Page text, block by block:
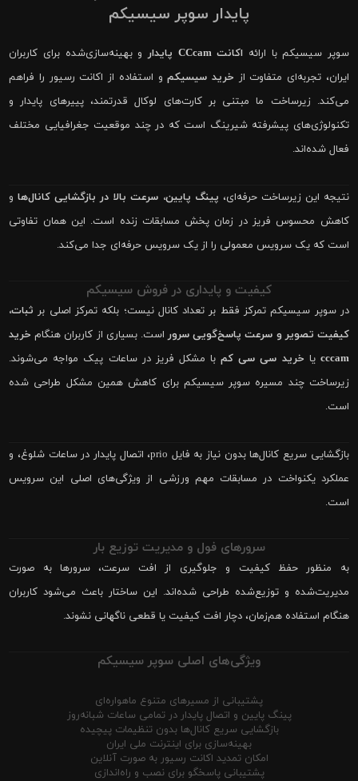
پایدار سوپر سیسیکم
سوپر سیسیکم با ارائه اکانت CCcam پایدار
و بهینه‌سازی‌شده برای کاربران
ایران، تجربه‌ای متفاوت از خرید سیسیکمو استفاده از اکانت رسیور را فراهم
می‌کند. زیرساخت ما مبتنی بر کارت‌های لوکال قدرتمند، پییرهای پایدار و
تکنولوژی‌های پیشرفته شیرینگ است که در چند موقعیت جغرافیایی مختلف
فعال شده‌اند.
نتیجه این زیرساخت حرفه‌ای، پینگ پایین، سرعت بالا در بازگشایی کانال‌هاو
کاهش محسوس فریز در زمان پخش مسابقات زنده است. این همان تفاوتی
است که یک سرویس معمولی را از یک سرویس حرفه‌ای جدا می‌کند.
کیفیت و پایداری در فروش سیسیکم
در سوپر سیسیکم تمرکز فقط بر تعداد کانال نیست؛ بلکه تمرکز اصلی بر ثبات،
کیفیت تصویر و سرعت پاسخ‌گویی سروراست. بسیاری از کاربران هنگام خرید
cccam یا خرید سی سی کمبا مشکل فریز در ساعات پیک مواجه می‌شوند.
زیرساخت چند مسیره سوپر سیسیکم برای کاهش همین مشکل طراحی شده
است.
بازگشایی سریع کانال‌ها بدون نیاز به فایل prio، اتصال پایدار در ساعات شلوغ، و
عملکرد یکنواخت در مسابقات مهم ورزشی از ویژگی‌های اصلی این سرویس
است.
سرورهای فول و مدیریت توزیع بار
به منظور حفظ کیفیت و جلوگیری از افت سرعت، سرورها به صورت
مدیریت‌شده و توزیع‌شده طراحی شده‌اند. این ساختار باعث می‌شود کاربران
هنگام استفاده هم‌زمان، دچار افت کیفیت یا قطعی ناگهانی نشوند.
ویژگی‌های اصلی سوپر سیسیکم
پشتیبانی از مسیرهای متنوع ماهواره‌ای
پینگ پایین و اتصال پایدار در تمامی ساعات شبانه‌روز
بازگشایی سریع کانال‌ها بدون تنظیمات پیچیده
بهینه‌سازی برای اینترنت ملی ایران
امکان تمدید اکانت رسیور به صورت آنلاین
پشتیبانی پاسخگو برای نصب و راه‌اندازی